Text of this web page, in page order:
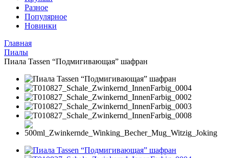
Разное
Популярное
Новинки
Главная
Пиалы
Пиала Tassen “Подмигивающая” шафран